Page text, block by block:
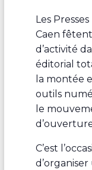
Les
Caen
d’activité
éditorial
la montée
outils
le
C’est